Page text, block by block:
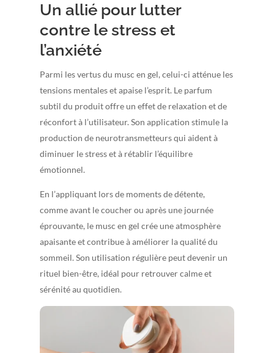
Un allié pour lutter
contre le stress et
l’anxiété
Parmi les vertus du musc en gel, celui-ci atténue les
tensions mentales et apaise l’esprit. Le parfum
subtil du produit offre un effet de relaxation et de
réconfort à l’utilisateur. Son application stimule la
production de neurotransmetteurs qui aident à
diminuer le stress et à rétablir l’équilibre
émotionnel.
En l’appliquant lors de moments de détente,
comme avant le coucher ou après une journée
éprouvante, le musc en gel crée une atmosphère
apaisante et contribue à améliorer la qualité du
sommeil. Son utilisation régulière peut devenir un
rituel bien-être, idéal pour retrouver calme et
sérénité au quotidien.